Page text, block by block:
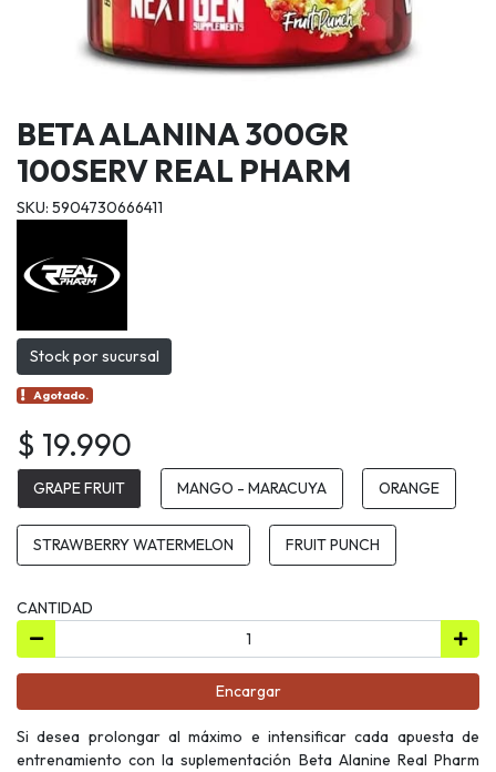
BETA ALANINA 300GR
100SERV REAL PHARM
SKU: 5904730666411
Stock por sucursal
Agotado.
$ 19.990
GRAPE FRUIT MANGO - MARACUYA ORANGE
STRAWBERRY WATERMELON FRUIT PUNCH
CANTIDAD
Encargar
Si desea prolongar al máximo e intensificar cada apuesta de
entrenamiento con la suplementación Beta Alanine Real Pharm